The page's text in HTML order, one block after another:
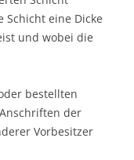
Schicht eine Dicke
und wobei die
bestellten
der
Vorbesitzer